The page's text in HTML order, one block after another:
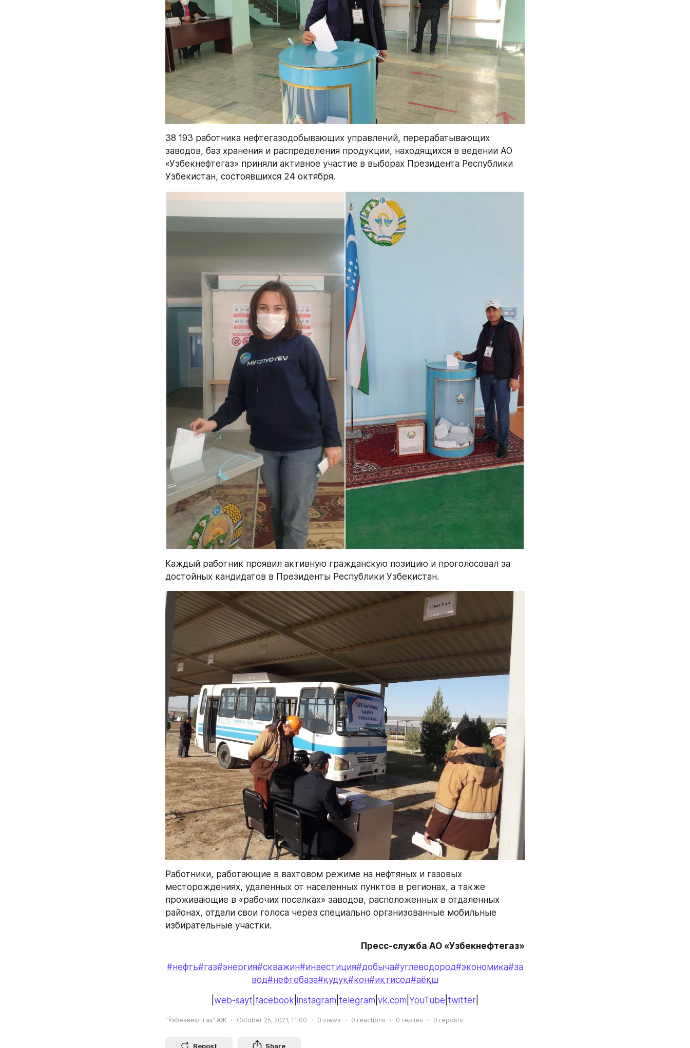
38 193 работника нефтегазодобывающих управлений, перерабатывающих
заводов, баз хранения и распределения продукции, находящихся в ведении АО
«Узбекнефтегаз» приняли активное участие в выборах Президента Республики
Узбекистан, состоявшихся 24 октября.
Каждый работник проявил активную гражданскую позицию и проголосовал за
достойных кандидатов в Президенты Республики Узбекистан.
Работники, работающие в вахтовом режиме на нефтяных и газовых
месторождениях, удаленных от населенных пунктов в регионах, а также
проживающие в «рабочих поселках» заводов, расположенных в отдаленных
районах, отдали свои голоса через специально организованные мобильные
избирательные участки.
Пресс-служба АО «Узбекнефтегаз»
#нефть#газ#энергия#скважин#инвестиция#добыча#углеводород#экономика#за
вод#нефтебаза#қудуқ#кон#иқтисод#аёқш
web-sayt facebook instagram telegram vk.com YouTube twitter
“Ўзбекнефтгаз” АЖ October 25, 2021, 11:00 0 views 0 reactions 0 replies 0 reposts
Repost Share